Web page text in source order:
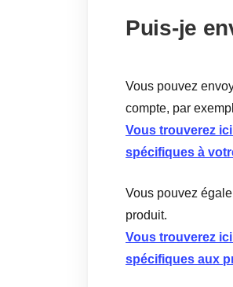
Puis-je
Vous pouvez
compte, par
Vous trouverez
spécifiques à
Vous pouvez
produit.
Vous trouverez
spécifiques aux